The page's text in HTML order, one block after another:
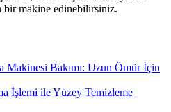
bir makine edinebilirsiniz.
Makinesi Bakımı: Uzun Ömür İçin
İşlemi ile Yüzey Temizleme